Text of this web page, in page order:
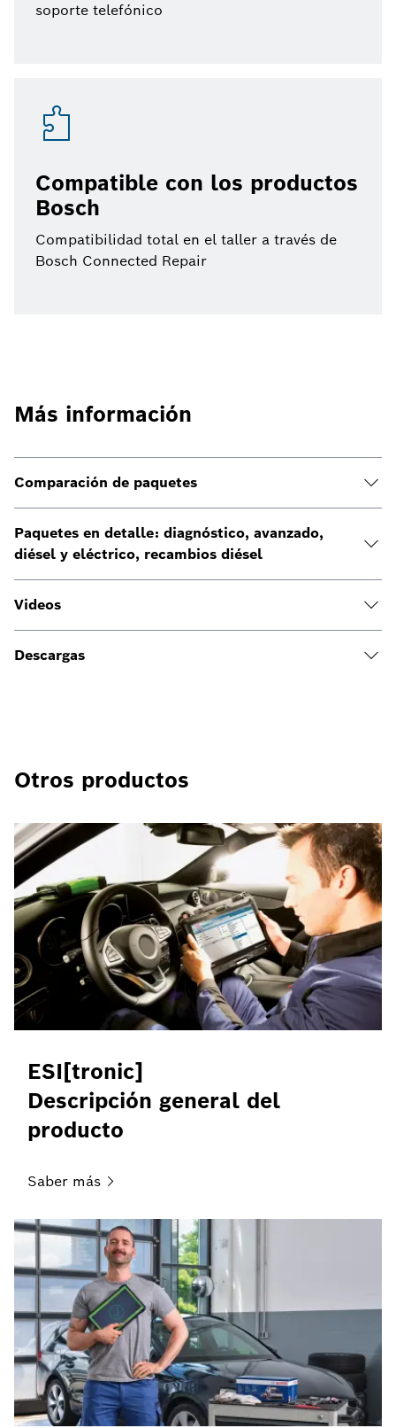
soporte telefónico
Compatible con los productos
Bosch
Compatibilidad total en el taller a través de
Bosch Connected Repair
Más información
Comparación de paquetes
Paquetes en detalle: diagnóstico, avanzado,
diésel y eléctrico, recambios diésel
Videos
Descargas
Otros productos
ESI[tronic]
Descripción general del
producto
Saber más